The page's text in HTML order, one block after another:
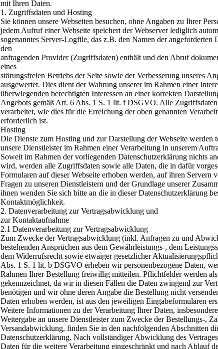
mit Ihren Daten.
1. Zugriffsdaten und Hosting
Sie können unsere Webseiten besuchen, ohne Angaben zu Ihrer
jedem Aufruf einer Webseite speichert der Webserver lediglich
sogenanntes Server-Logfile, das z.B. den Namen der
den
anfragenden Provider (Zugriffsdaten) enthält und den Abruf
eines
störungsfreien Betriebs der Seite sowie der Verbesserung unseres
ausgewertet. Dies dient der Wahrung unserer im Rahmen einer
überwiegenden berechtigten Interessen an einer korrekten
Angebots gemäß Art. 6 Abs. 1 S. 1 lit. f DSGVO. Alle
verarbeitet, wie dies für die Erreichung der oben genannten
erforderlich ist.
Hosting
Die Dienste zum Hosting und zur Darstellung der Webseite werden
unsere Dienstleister im Rahmen einer Verarbeitung in unserem
Soweit im Rahmen der vorliegenden Datenschutzerklärung nichts
wird, werden alle Zugriffsdaten sowie alle Daten, die in dafür
Formularen auf dieser Webseite erhoben werden, auf ihren Servern
Fragen zu unseren Dienstleistern und der Grundlage unserer
ihnen wenden Sie sich bitte an die in dieser Datenschutzerklärung
Kontaktmöglichkeit.
2. Datenverarbeitung zur Vertragsabwicklung und
zur Kontaktaufnahme
2.1 Datenverarbeitung zur Vertragsabwicklung
Zum Zwecke der Vertragsabwicklung (inkl. Anfragen zu und
bestehenden Ansprüchen aus dem Gewährleistungs-, dem
dem Widerrufsrecht sowie etwaiger gesetzlicher
Abs. 1 S. 1 lit. b DSGVO erheben wir personenbezogene Daten,
Rahmen Ihrer Bestellung freiwillig mitteilen. Pflichtfelder werden
gekennzeichnet, da wir in diesen Fällen die Daten zwingend zur
benötigen und wir ohne deren Angabe die Bestellung nicht
Daten erhoben werden, ist aus den jeweiligen Eingabeformularen
Weitere Informationen zu der Verarbeitung Ihrer Daten,
Weitergabe an unsere Dienstleister zum Zwecke der Bestellungs-,
Versandabwicklung, finden Sie in den nachfolgenden Abschnitten
Datenschutzerklärung. Nach vollständiger Abwicklung des
Daten für die weitere Verarbeitung eingeschränkt und nach Ablauf